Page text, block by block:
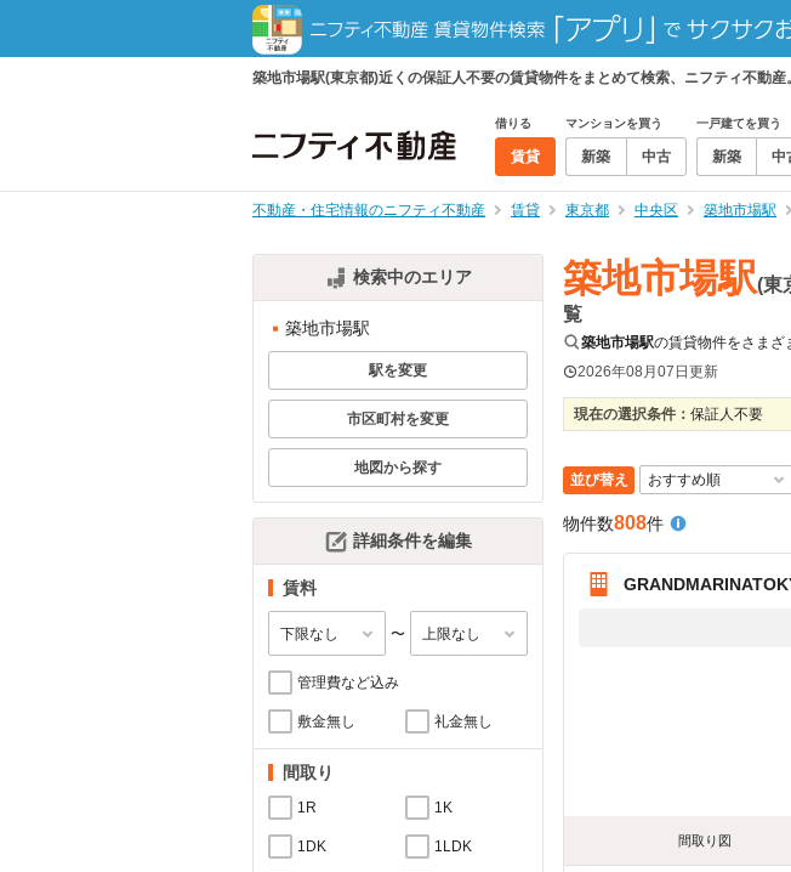
築地市場駅(東京都)近くの保証人不要の賃貸物件をまとめて検索、ニフティ不動
借りる
賃貸
マンションを買う
新築 中古
一戸建てを買う
新築 中
不動産・住宅情報のニフティ不動産 賃貸 東京都 中央区 築地市場駅
検索中のエリア
築地市場駅
駅を変更
市区町村を変更
地図から探す
詳細条件を編集
賃料
〜
管理費など込み
敷金無し 礼金無し
間取り
1R 1K
1DK 1LDK
築地市場駅(東
覧
築地市場駅の賃貸物件をさまざ
2026年08月07日更新
現在の選択条件： 保証人不要
並び替え
物件数808件
間取り図